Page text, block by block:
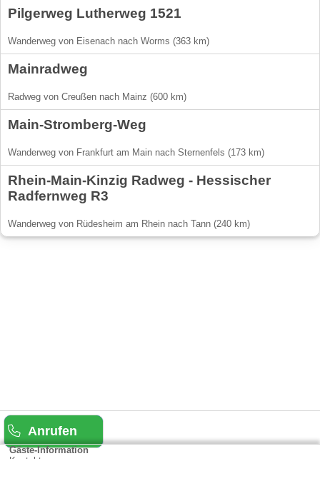
Pilgerweg Lutherweg 1521
Wanderweg von Eisenach nach Worms (363 km)
Mainradweg
Radweg von Creußen nach Mainz (600 km)
Main-Stromberg-Weg
Wanderweg von Frankfurt am Main nach Sternenfels (173 km)
Rhein-Main-Kinzig Radweg - Hessischer
Radfernweg R3
Wanderweg von Rüdesheim am Rhein nach Tann (240 km)
Anrufen
Gäste-Information
Kontakt